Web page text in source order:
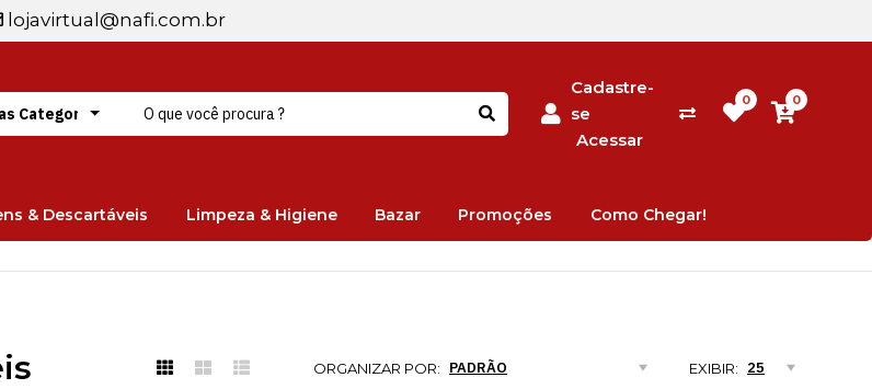
lojavirtual@nafi.com.br
Cadastre-
se
Acessar
0 0
& Descartáveis Limpeza & Higiene Bazar Promoções Como Chegar!
ORGANIZAR POR: EXIBIR: